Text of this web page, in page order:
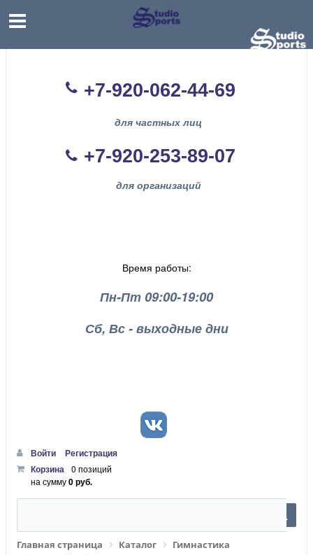
+7-920-062-44-69
для частных лиц
+7-920-253-89-07
для организаций
Время работы:
Пн-Пт 09:00-19:00
Сб, Вс - выходные дни
Войти
Регистрация
Корзина 0 позиций
на сумму0 руб.
Главная страница Каталог
Гимнастика